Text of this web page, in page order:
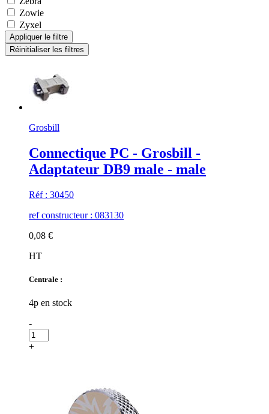
Zowie
Zyxel
Grosbill
Connectique PC - Grosbill -
Adaptateur DB9 male - male
Réf : 30450
ref constructeur : 083130
0,08 €
HT
Centrale :
4p en stock
-
+